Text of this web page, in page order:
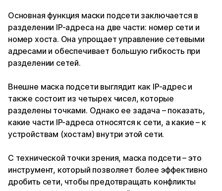
Основная функция маски подсети заключается в
разделении IP-адреса на две части: номер сети и
номер хоста. Она упрощает управление сетевыми
адресами и обеспечивает большую гибкость при
разделении сетей.
Внешне маска подсети выглядит как IP-адрес и
также состоит из четырех чисел, которые
разделены точками. Однако ее задача – показать,
какие части IP-адреса относятся к сети, а какие – к
устройствам (хостам) внутри этой сети.
С технической точки зрения, маска подсети – это
инструмент, который позволяет более эффективно
дробить сети, чтобы предотвращать конфликты